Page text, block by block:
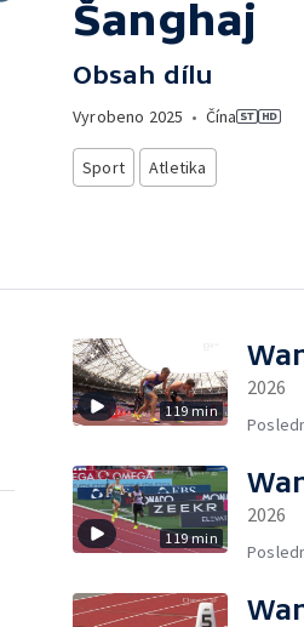
Šanghaj
Obsah dílu
Vyrobeno 2025 • Čína
Sport Atletika
119 min
2026
119 min
2026